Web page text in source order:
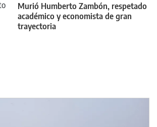
Murió Humberto Zambón, respetado
académico y economista de gran
trayectoria